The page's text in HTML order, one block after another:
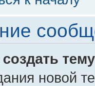
новой